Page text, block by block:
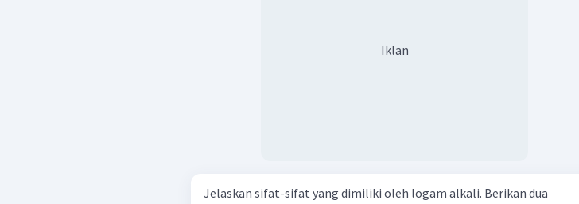
Iklan
Jelaskan sifat-sifat yang dimiliki oleh logam alkali. Berikan dua